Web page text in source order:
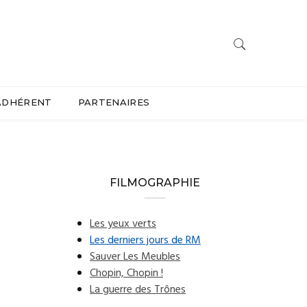
PARTENAIRES
FILMOGRAPHIE
Les yeux verts
Les derniers jours de RM
Sauver Les Meubles
Chopin, Chopin !
La guerre des Trônes